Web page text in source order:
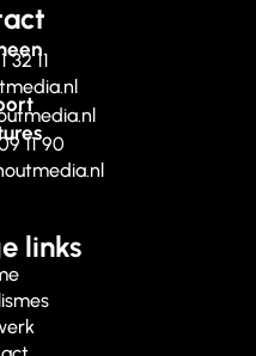
32 11
11 90
links